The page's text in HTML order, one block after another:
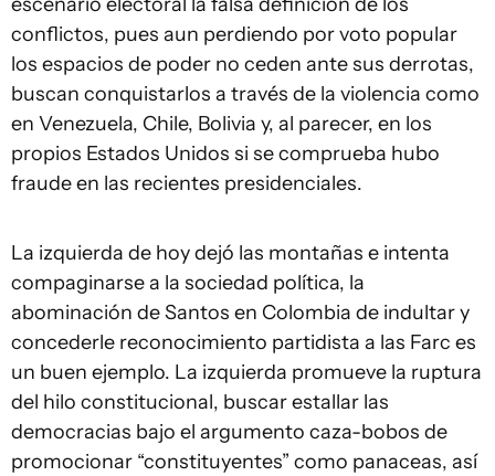
conflictos, pues aun perdiendo por voto popular
los espacios de poder no ceden ante sus derrotas,
buscan conquistarlos a través de la violencia como
en Venezuela, Chile, Bolivia y, al parecer, en los
propios Estados Unidos si se comprueba hubo
fraude en las recientes presidenciales.
La izquierda de hoy dejó las montañas e intenta
compaginarse a la sociedad política, la
abominación de Santos en Colombia de indultar y
concederle reconocimiento partidista a las Farc es
un buen ejemplo. La izquierda promueve la ruptura
del hilo constitucional, buscar estallar las
democracias bajo el argumento caza-bobos de
promocionar “constituyentes” como panaceas, así